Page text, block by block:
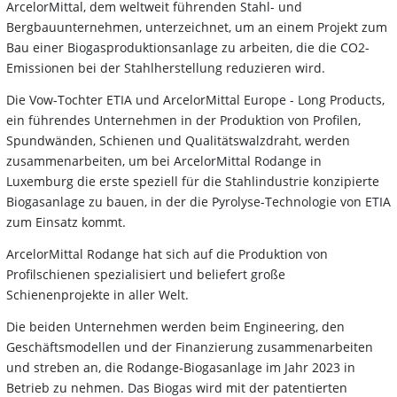
ArcelorMittal, dem weltweit führenden Stahl- und
Bergbauunternehmen, unterzeichnet, um an einem Projekt zum
Bau einer Biogasproduktionsanlage zu arbeiten, die die CO2-
Emissionen bei der Stahlherstellung reduzieren wird.
Die Vow-Tochter ETIA und ArcelorMittal Europe - Long Products,
ein führendes Unternehmen in der Produktion von Profilen,
Spundwänden, Schienen und Qualitätswalzdraht, werden
zusammenarbeiten, um bei ArcelorMittal Rodange in
Luxemburg die erste speziell für die Stahlindustrie konzipierte
Biogasanlage zu bauen, in der die Pyrolyse-Technologie von ETIA
zum Einsatz kommt.
ArcelorMittal Rodange hat sich auf die Produktion von
Profilschienen spezialisiert und beliefert große
Schienenprojekte in aller Welt.
Die beiden Unternehmen werden beim Engineering, den
Geschäftsmodellen und der Finanzierung zusammenarbeiten
und streben an, die Rodange-Biogasanlage im Jahr 2023 in
Betrieb zu nehmen. Das Biogas wird mit der patentierten